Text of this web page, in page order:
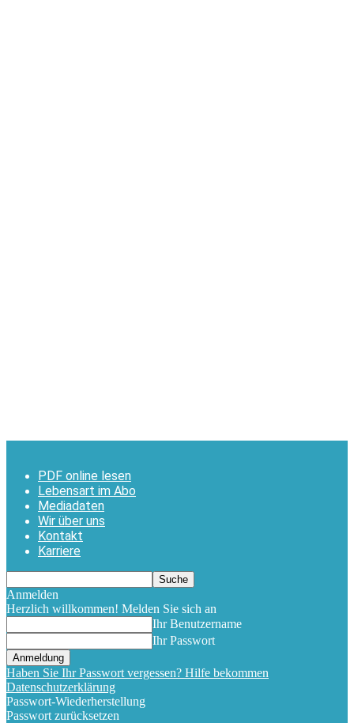
PDF online lesen
Lebensart im Abo
Mediadaten
Wir über uns
Kontakt
Karriere
Anmelden
Herzlich willkommen! Melden Sie sich an
Ihr Benutzername
Ihr Passwort
Haben Sie Ihr Passwort vergessen? Hilfe bekommen
Datenschutzerklärung
Passwort-Wiederherstellung
Passwort zurücksetzen